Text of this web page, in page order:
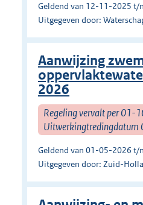
Geldend van 12-11-2025 t/
Uitgegeven door:
Aanwijzing
2026
Regeling vervalt per 01-
Geldend van 01-05-2026
Uitgegeven door: Zuid-